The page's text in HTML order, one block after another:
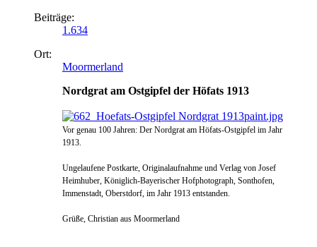
Beiträge:
1.634
Ort:
Moormerland
Nordgrat am Ostgipfel der Höfats 1913
Vor genau 100 Jahren: Der Nordgrat am Höfats-Ostgipfel im Jahr
1913.
Ungelaufene Postkarte, Originalaufnahme und Verlag von Josef
Heimhuber, Königlich-Bayerischer Hofphotograph, Sonthofen,
Immenstadt, Oberstdorf, im Jahr 1913 entstanden.
Grüße, Christian aus Moormerland